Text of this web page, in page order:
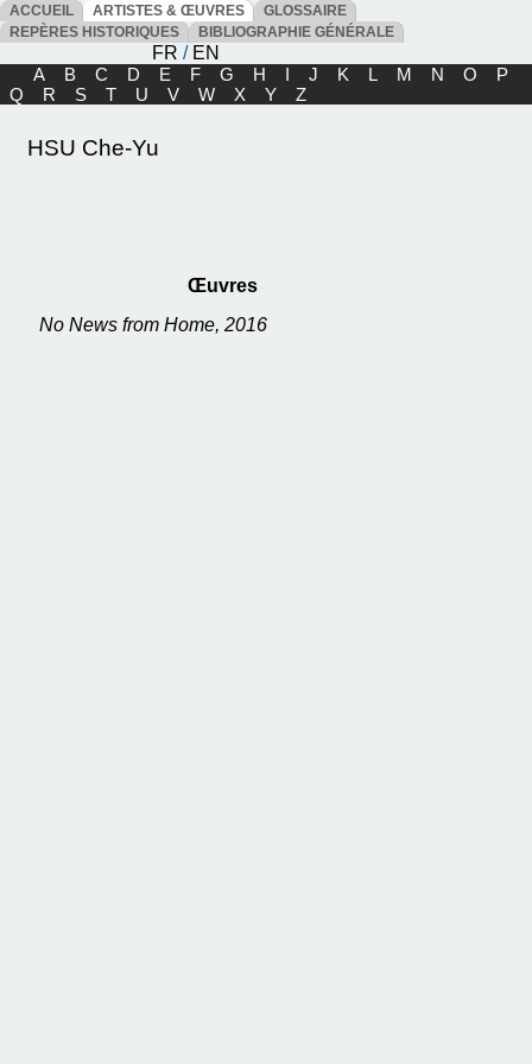
ACCUEIL ARTISTES & ŒUVRES
GLOSSAIRE
REPÈRES HISTORIQUES
BIBLIOGRAPHIE GÉNÉRALE
FR / EN
A
B C D E F G H I J K L M N O
P
Q
R S T U V W X Y Z